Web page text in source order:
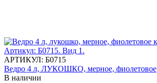
АРТИКУЛ: Б0715
Ведро 4 л, ЛУКОШКО, мерное, фиолетовое
В наличии